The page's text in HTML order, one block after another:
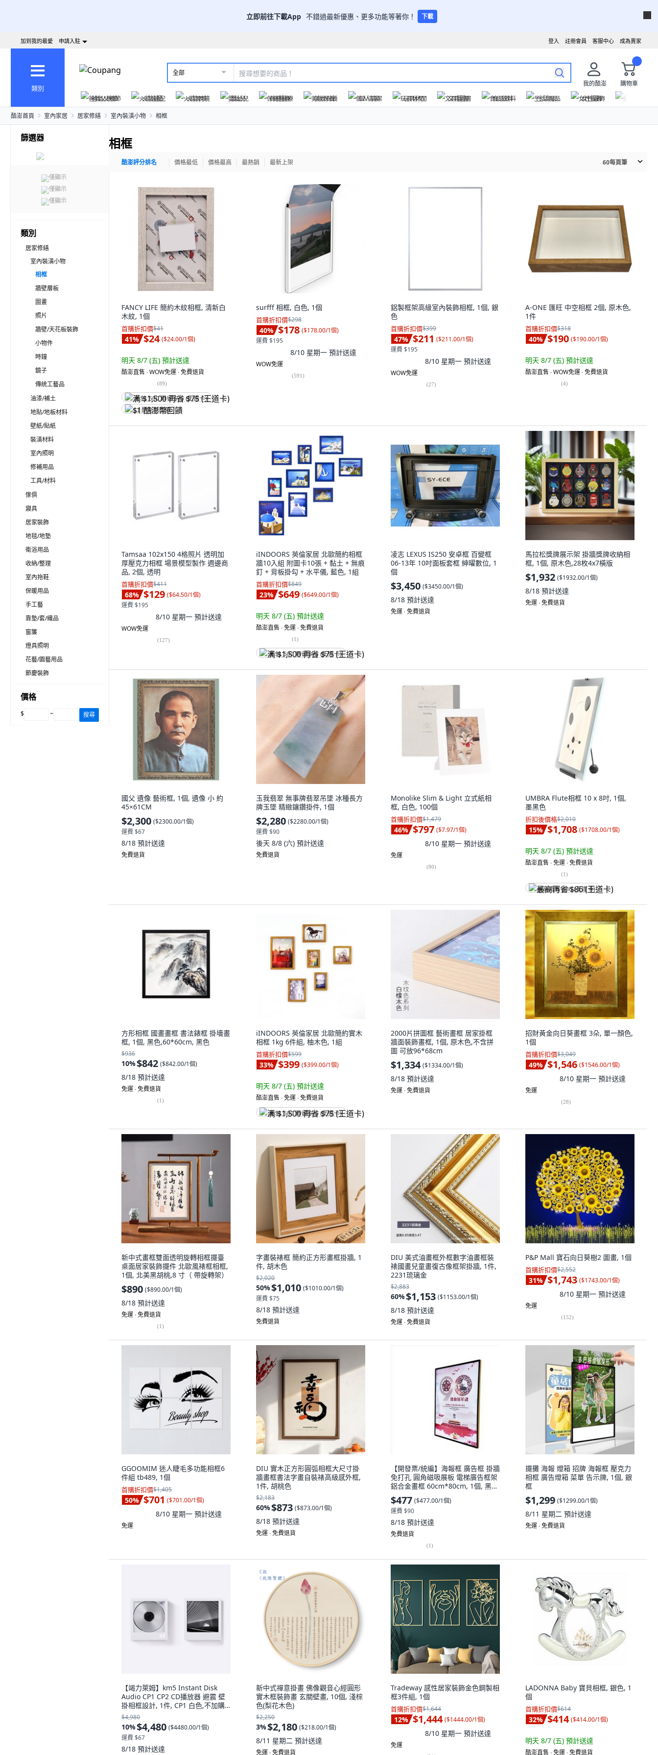
立即前往下載App 不錯過最新優惠、更多功能等著你！ 下載
成為賣家
客服中心
註冊會員
登入
加到我的最愛 申請入駐
類別
全部
我的酷澎
購物車
爸氣父親節
火箭速配 火箭跨境 嬰幼兒 保健醫療 美妝保養 個人清潔 玩具休閒 文具圖書 食品飲料 生活用品 女性服飾
酷澎首頁 室內家居 居家修繕 室內裝潢小物 相框
篩選器
僅顯示
僅顯示
僅顯示
類別
居家修繕
室內裝潢小物
相框
牆壁層板
圖畫
照片
牆壁/天花板裝飾
小物件
時鐘
鏡子
傳統工藝品
油漆/補土
地貼/地板材料
壁紙/貼紙
裝潢材料
室內照明
修補用品
工具/材料
傢俱
寢具
居家裝飾
地毯/地墊
衛浴用品
收納/整理
室內拖鞋
保暖用品
手工藝
靠墊/套/織品
窗簾
燈具照明
花藝/園藝用品
節慶裝飾
價格
$ ~ 搜尋
相框
酷澎評分排名 價格最低 價格最高 最熱銷 最新上架 60每頁筆
FANCY LIFE 簡約木紋相框, 清新白
木紋, 1個
首購折扣價$41
41% $24 ($24.00/1個)
明天 8/7 (五) 預計送達
酷澎直售 ∙ WOW免運 ∙ 免費退貨
(89)
满 $1,500 再省 $75 (王道卡)
$1 酷澎幣回饋
surfff 相框, 白色, 1個
首購折扣價$298
40% $178 ($178.00/1個)
運費 $195
8/10 星期一 預計送達
WOW免運
(591)
鋁製框架高級室內裝飾相框, 1個, 銀
色
首購折扣價$399
47% $211 ($211.00/1個)
運費 $195
8/10 星期一 預計送達
WOW免運
(27)
A-ONE 匯旺 中空相框 2個, 原木色,
1件
首購折扣價$318
40% $190 ($190.00/1個)
明天 8/7 (五) 預計送達
酷澎直售 ∙ WOW免運 ∙ 免費退貨
(4)
Tamsaa 102x150 4格照片 透明加
厚壓克力相框 場景模型製作 週邊商
品, 2個, 透明
首購折扣價$411
68% $129 ($64.50/1個)
運費 $195
8/10 星期一 預計送達
WOW免運
(127)
iINDOORS 英倫家居 北歐簡約相框
牆10入組 附圖卡10張 + 黏土 + 無痕
釘 + 背板掛勾 + 水平儀, 藍色, 1組
首購折扣價$849
23% $649 ($649.00/1個)
明天 8/7 (五) 預計送達
酷澎直售 ∙ 免運 ∙ 免費退貨
(1)
满 $1,500 再省 $75 (王道卡)
凌志 LEXUS IS250 安卓框 百變框
06-13年 10吋面板套框 紳曜數位, 1
個
$3,450 ($3450.00/1個)
8/18 預計送達
免運 ∙ 免費退貨
馬拉松獎牌展示架 掛牆獎牌收納相
框, 1個, 原木色,28枚4x7橫版
$1,932 ($1932.00/1個)
8/18 預計送達
免運 ∙ 免費退貨
國父 遺像 藝術框, 1個, 遺像 小 約
45×61CM
$2,300 ($2300.00/1個)
運費 $67
8/18 預計送達
免費退貨
玉我翡翠 無事牌翡翠吊墜 冰種長方
牌玉墜 精緻鑲鑽掛件, 1個
$2,280 ($2280.00/1個)
運費 $90
後天 8/8 (六) 預計送達
免費退貨
Monolike Slim & Light 立式紙相
框, 白色, 100個
首購折扣價$1,479
46% $797 ($7.97/1個)
8/10 星期一 預計送達
免運
(80)
UMBRA Flute相框 10 x 8吋, 1個,
墨黑色
折扣後價格$2,010
15% $1,708 ($1708.00/1個)
明天 8/7 (五) 預計送達
酷澎直售 ∙ 免運 ∙ 免費退貨
(1)
最高再省 $86 (王道卡)
方形相框 國畫畫框 書法錶框 掛墻畫
框, 1個, 黑色,60*60cm, 黑色
$936
10%$842 ($842.00/1個)
8/18 預計送達
免運 ∙ 免費退貨
(1)
iINDOORS 英倫家居 北歐簡約實木
相框 1kg 6件組, 柚木色, 1組
首購折扣價$599
33% $399 ($399.00/1個)
明天 8/7 (五) 預計送達
酷澎直售 ∙ 免運 ∙ 免費退貨
满 $1,500 再省 $75 (王道卡)
2000片拼圖框 藝術畫框 居家掛框
牆面裝飾畫框, 1個, 原木色,不含拼
圖 可放96*68cm
$1,334 ($1334.00/1個)
8/18 預計送達
免運 ∙ 免費退貨
招財黃金向日葵畫框 3朵, 單一顏色,
1個
首購折扣價$3,049
49% $1,546 ($1546.00/1個)
8/10 星期一 預計送達
免運
(28)
新中式畫框雙面透明旋轉相框擺臺
桌面居家裝飾擺件 北歐風裱框相框,
1個, 北美黑胡桃,8 寸（ 帶旋轉架）
$890 ($890.00/1個)
8/18 預計送達
免運 ∙ 免費退貨
(1)
字畫裝裱框 簡約正方形畫框掛牆, 1
件, 胡木色
$2,020
50%$1,010 ($1010.00/1個)
運費 $75
8/18 預計送達
免費退貨
DIU 美式油畫框外框數字油畫框裝
裱國畫兒童畫復古像框架掛牆, 1件,
2231琉璃金
$2,883
60%$1,153 ($1153.00/1個)
8/18 預計送達
免運 ∙ 免費退貨
P&P Mall 寶石向日葵樹2 圖畫, 1個
首購折扣價$2,552
31% $1,743 ($1743.00/1個)
8/10 星期一 預計送達
免運
(152)
GGOOMIM 迷人睫毛多功能相框6
件組 tb489, 1個
首購折扣價$1,405
50% $701 ($701.00/1個)
8/10 星期一 預計送達
免運
DIU 實木正方形圓弧相框大尺寸掛
牆畫框書法字畫自裝裱高級感外框,
1件, 胡桃色
$2,183
60%$873 ($873.00/1個)
8/18 預計送達
免運 ∙ 免費退貨
【開發票/統編】海報框 廣告框 掛牆
免打孔 圓角磁吸展板 電梯廣告框架
鋁合金畫框 60cm*80cm, 1個, 黑面
金邊,60cm*80cm-下單選嘉里快遞
$477 ($477.00/1個)
運費 $90
8/18 預計送達
免費退貨
(1)
擺攤 海報 燈箱 招牌 海報框 壓克力
相框 廣告燈箱 菜單 告示牌, 1個, 銀
框
$1,299 ($1299.00/1個)
8/11 星期二 預計送達
免運 ∙ 免費退貨
【竭力萊姆】km5 Instant Disk
Audio CP1 CP2 CD播放器 避震 壁
掛相框設計, 1件, CP1 白色,不加購,
顏色
$4,980
10%$4,480 ($4480.00/1個)
運費 $67
8/18 預計送達
新中式禪意掛畫 佛像觀音心經圓形
實木框裝飾畫 玄關壁畫, 10個, 淺棕
色(梨花木色)
$2,250
3%$2,180 ($218.00/1個)
8/11 星期二 預計送達
免運 ∙ 免費退貨
Tradeway 感性居家裝飾金色鋼製相
框3件組, 1個
首購折扣價$1,644
12% $1,444 ($1444.00/1個)
8/10 星期一 預計送達
免運
LADONNA Baby 寶貝相框, 銀色, 1
個
首購折扣價$614
32% $414 ($414.00/1個)
明天 8/7 (五) 預計送達
酷澎直售 ∙ 免運 ∙ 免費退貨